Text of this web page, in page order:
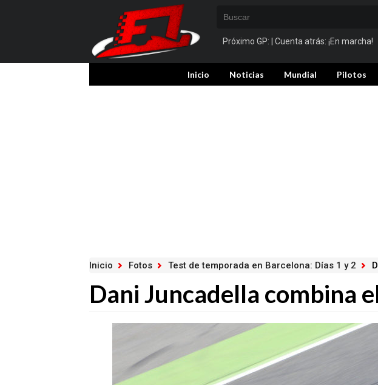
Próximo GP: | Cuenta atrás: ¡En marcha!
Inicio Noticias Mundial Pilotos
Inicio Fotos Test de temporada en Barcelona: Días 1 y 2
Dani Juncadella combina